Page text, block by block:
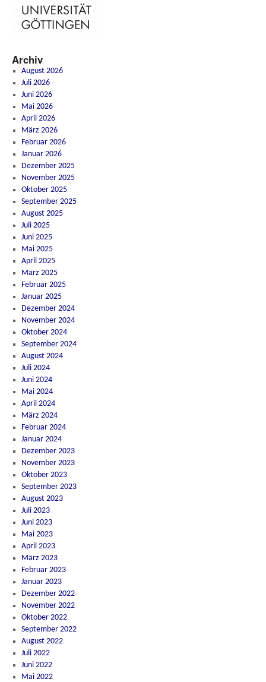
Archiv
August 2026
Juli 2026
Juni 2026
Mai 2026
April 2026
März 2026
Februar 2026
Januar 2026
Dezember 2025
November 2025
Oktober 2025
September 2025
August 2025
Juli 2025
Juni 2025
Mai 2025
April 2025
März 2025
Februar 2025
Januar 2025
Dezember 2024
November 2024
Oktober 2024
September 2024
August 2024
Juli 2024
Juni 2024
Mai 2024
April 2024
März 2024
Februar 2024
Januar 2024
Dezember 2023
November 2023
Oktober 2023
September 2023
August 2023
Juli 2023
Juni 2023
Mai 2023
April 2023
März 2023
Februar 2023
Januar 2023
Dezember 2022
November 2022
Oktober 2022
September 2022
August 2022
Juli 2022
Juni 2022
Mai 2022